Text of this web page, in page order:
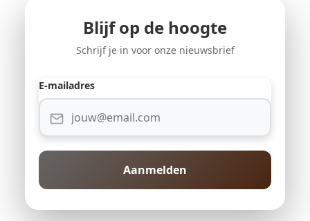
Blijf op de hoogte
Schrijf je in voor onze nieuwsbrief
E-mailadres
Aanmelden